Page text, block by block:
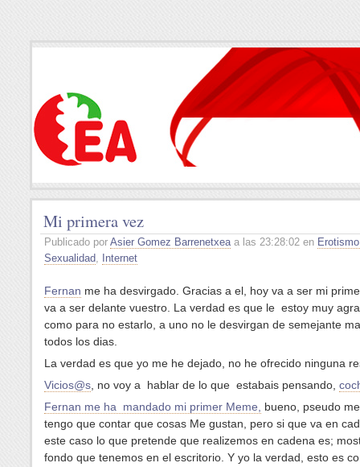
Mi primera vez
Publicado por Asier Gomez Barrenetxeaa las 23:28:02 en
Sexualidad, Internet
Fernan me ha desvirgado. Gracias a el, hoy va a ser mi
va a ser delante vuestro. La verdad es que le estoy muy
como para no estarlo, a uno no le desvirgan de semejante
todos los dias.
La verdad es que yo me he dejado, no he ofrecido ninguna
Vicios@s , no voy a hablar de lo que estabais pensando,
Fernan me ha mandado mi primer Meme, bueno, pseudo
tengo que contar que cosas Me gustan, pero si que va en
este caso lo que pretende que realizemos en cadena es;
fondo que tenemos en el escritorio. Y yo la verdad, esto es